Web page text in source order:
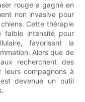
rouge a gagné en
non invasive pour
Cette thérapie
faible intensité pour
favorisant la
Alors que de
recherchent des
leurs compagnons à
devenue un outil